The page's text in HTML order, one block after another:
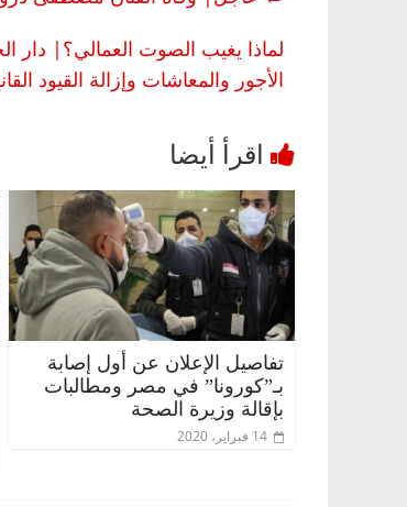
لماذا يغيب الصوت العمالي؟| دار
الأجور والمعاشات وإزالة القيود
تفاصيل الإعلان عن أول إصابة
بـ”كورونا” في مصر ومطالبات
بإقالة وزيرة الصحة
14 فبراير، 2020